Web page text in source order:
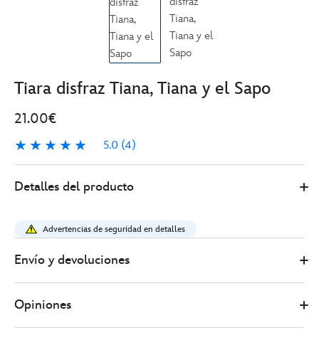
Tiara disfraz Tiana, Tiana y el Sapo
21.00€
5.0 (4)
5.0
4
Store
21.00
disfraz-
tiana-
tiana-
sapo-
428422935531.html
Detalles del producto
Advertencias de seguridad en detalles
Envío y devoluciones
Opiniones